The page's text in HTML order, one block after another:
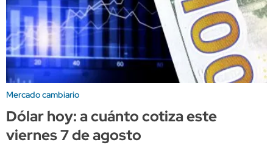
Mercado cambiario
Dólar hoy: a cuánto cotiza este
viernes 7 de agosto